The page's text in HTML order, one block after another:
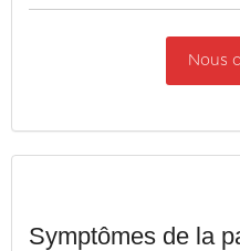
Nous
Symptômes de la